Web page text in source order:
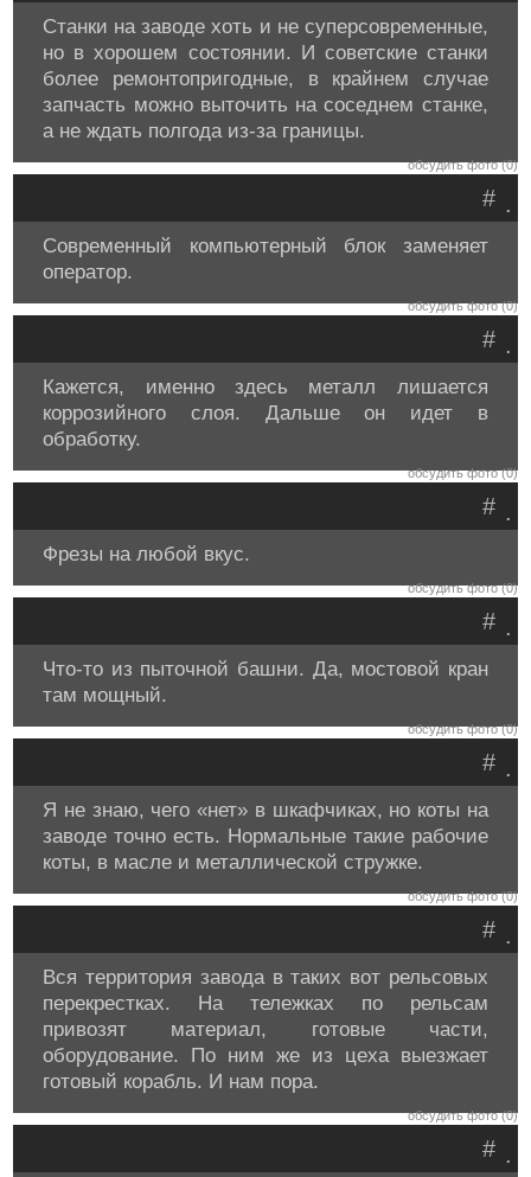
Станки на заводе хоть и не суперсовременные,
но в хорошем состоянии. И советские станки
более ремонтопригодные, в крайнем случае
запчасть можно выточить на соседнем станке,
а не ждать полгода из-за границы.
обсудить фото (0)
.
#
Современный компьютерный блок заменяет
оператор.
обсудить фото (0)
.
#
Кажется, именно здесь металл лишается
коррозийного слоя. Дальше он идет в
обработку.
обсудить фото (0)
.
#
Фрезы на любой вкус.
обсудить фото (0)
.
#
Что-то из пыточной башни. Да, мостовой кран
там мощный.
обсудить фото (0)
.
#
Я не знаю, чего «нет» в шкафчиках, но коты на
заводе точно есть. Нормальные такие рабочие
коты, в масле и металлической стружке.
обсудить фото (0)
.
#
Вся территория завода в таких вот рельсовых
перекрестках. На тележках по рельсам
привозят материал, готовые части,
оборудование. По ним же из цеха выезжает
готовый корабль. И нам пора.
обсудить фото (0)
.
#